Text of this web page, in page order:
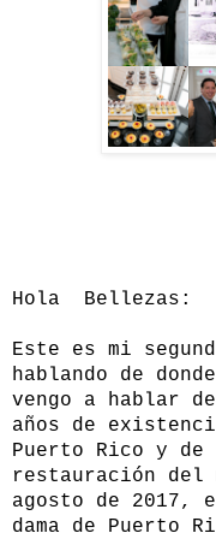
Hola Bellezas:
Este es mi
hablando de
vengo a hablar
años de
Puerto Rico y
restauración del
agosto de 2017,
dama de Puerto